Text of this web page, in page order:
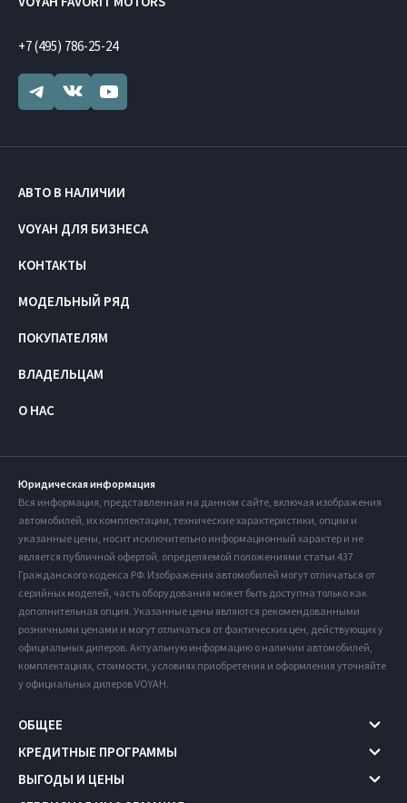
+7 (495) 786-25-24
АВТО В НАЛИЧИИ
VOYAH ДЛЯ БИЗНЕСА
КОНТАКТЫ
МОДЕЛЬНЫЙ РЯД
ПОКУПАТЕЛЯМ
ВЛАДЕЛЬЦАМ
О НАС
Юридическая информация
Вся информация, представленная на данном сайте, включая изображения
автомобилей, их комплектации, технические характеристики, опции и
указанные цены, носит исключительно информационный характер и не
является публичной офертой, определяемой положениями статьи 437
Гражданского кодекса РФ. Изображения автомобилей могут отличаться от
серийных моделей, часть оборудования может быть доступна только как
дополнительная опция. Указанные цены являются рекомендованными
розничными ценами и могут отличаться от фактических цен, действующих у
официальных дилеров. Актуальную информацию о наличии автомобилей,
комплектациях, стоимости, условиях приобретения и оформления уточняйте
у официальных дилеров VOYAH.
ОБЩЕЕ
КРЕДИТНЫЕ ПРОГРАММЫ
ВЫГОДЫ И ЦЕНЫ